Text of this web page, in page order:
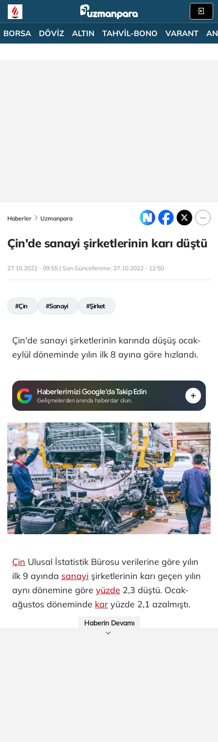
BORSA DÖVİZ ALTIN TAHVİL-BONO VARANT
Haberler Uzmanpara
Çin'de sanayi şirketlerinin karı düştü
27.10.2022 - 09:55 | Son Güncellenme: 27.10.2022 - 12:50
#Çin #Sanayi #Şirket
Çin'de sanayi şirketlerinin karında düşüş ocak-
eylül döneminde yılın ilk 8 ayına göre hızlandı.
Haberlerimizi Google'da Takip Edin
Gelişmelerden anında haberdar olun.
Çin Ulusal İstatistik Bürosu verilerine göre yılın
ilk 9 ayında sanayi şirketlerinin karı geçen yılın
aynı dönemine göre yüzde 2,3 düştü. Ocak-
ağustos döneminde kar yüzde 2,1 azalmıştı.
Haberin Devamı